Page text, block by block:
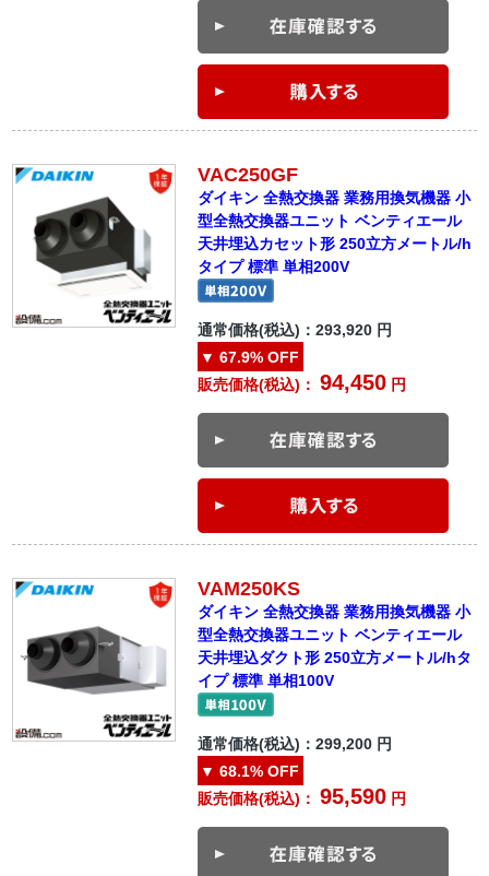
VAC250GF
ダイキン 全熱交換器 業務用換気機器 小
型全熱交換器ユニット ベンティエール
天井埋込カセット形 250立方メートル/h
タイプ 標準 単相200V
通常価格(税込)：293,920 円
▼ 67.9% OFF
販売価格(税込)：94,450 円
VAM250KS
ダイキン 全熱交換器 業務用換気機器 小
型全熱交換器ユニット ベンティエール
天井埋込ダクト形 250立方メートル/hタ
イプ 標準 単相100V
通常価格(税込)：299,200 円
▼ 68.1% OFF
販売価格(税込)：95,590 円